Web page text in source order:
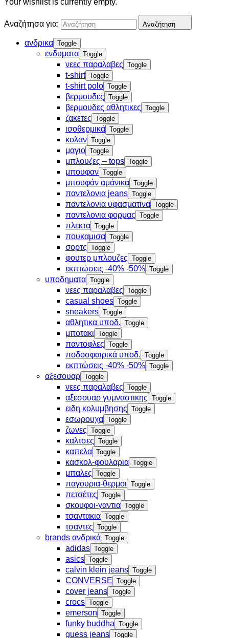
Αναζήτησα για: Αναζήτηση
ανδρικα Toggle
ενδυματα Toggle
νεες παραλαβες Toggle
t-shirt Toggle
t-shirt polo Toggle
βερμουδες Toggle
βερμουδες αθλητικες Toggle
ζακετες Toggle
ισοθερμικά Toggle
κολαν Toggle
μαγιο Toggle
μπλουζες – tops Toggle
μπουφαν Toggle
μπουφάν αμάνικα Toggle
παντελονια jeans Toggle
παντελονια υφασματινα Toggle
παντελονια φορμας Toggle
πλεκτα Toggle
πουκαμισα Toggle
σορτς Toggle
φουτερ μπλουζες Toggle
εκπτώσεις -40% -50% Toggle
υποδηματα Toggle
νεες παραλαβες Toggle
casual shoes Toggle
sneakers Toggle
αθλητικα υποδ. Toggle
μποτακι Toggle
παντοφλες Toggle
ποδοσφαιρικά υποδ. Toggle
εκπτώσεις -40% -50% Toggle
αξεσουαρ Toggle
νεες παραλαβες Toggle
αξεσουαρ γυμναστικης Toggle
ειδη κολυμβησης Toggle
εσωρουχα Toggle
ζωνες Toggle
καλτσες Toggle
καπελα Toggle
κασκολ-φουλαρια Toggle
μπαλες Toggle
παγουρια-θερμοι Toggle
πετσέτες Toggle
σκουφοι-γαντια Toggle
τσαντακια Toggle
τσαντες Toggle
brands ανδρικά Toggle
adidas Toggle
asics Toggle
calvin klein jeans Toggle
CONVERSE Toggle
cover jeans Toggle
crocs Toggle
emerson Toggle
funky buddha Toggle
guess jeans Toggle